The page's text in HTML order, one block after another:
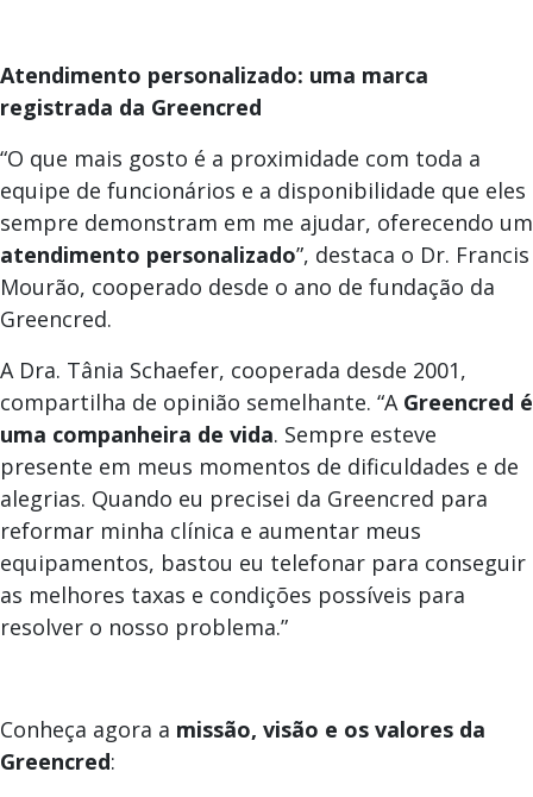
Atendimento personalizado: uma marca
registrada da Greencred
“O que mais gosto é a proximidade com toda a
equipe de funcionários e a disponibilidade que eles
sempre demonstram em me ajudar, oferecendo um
atendimento personalizado”, destaca o Dr. Francis
Mourão, cooperado desde o ano de fundação da
Greencred.
A Dra. Tânia Schaefer, cooperada desde 2001,
compartilha de opinião semelhante. “A Greencred é
uma companheira de vida. Sempre esteve
presente em meus momentos de dificuldades e de
alegrias. Quando eu precisei da Greencred para
reformar minha clínica e aumentar meus
equipamentos, bastou eu telefonar para conseguir
as melhores taxas e condições possíveis para
resolver o nosso problema.”
Conheça agora a missão, visão e os valores da
Greencred: